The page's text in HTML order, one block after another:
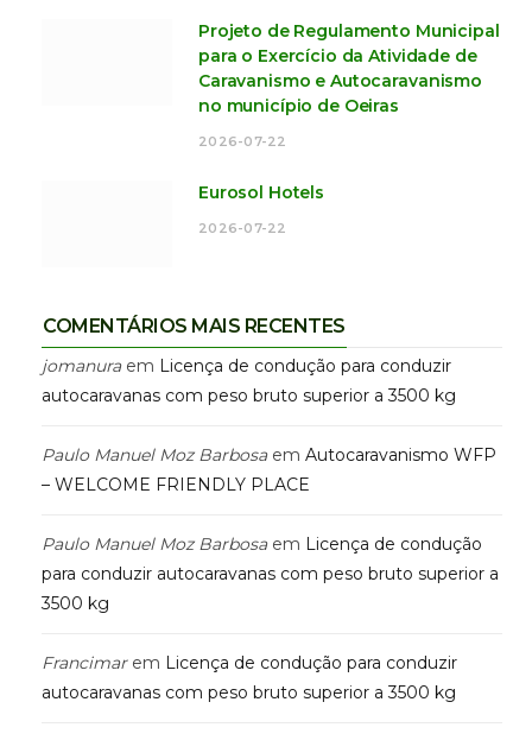
Projeto de Regulamento Municipal
para o Exercício da Atividade de
Caravanismo e Autocaravanismo
no município de Oeiras
2026-07-22
Eurosol Hotels
2026-07-22
COMENTÁRIOS MAIS RECENTES
jomanuraem Licença de condução para conduzir
autocaravanas com peso bruto superior a 3500 kg
Paulo Manuel Moz Barbosaem Autocaravanismo WFP
– WELCOME FRIENDLY PLACE
Paulo Manuel Moz Barbosaem Licença de condução
para conduzir autocaravanas com peso bruto superior a
3500 kg
Francimarem Licença de condução para conduzir
autocaravanas com peso bruto superior a 3500 kg